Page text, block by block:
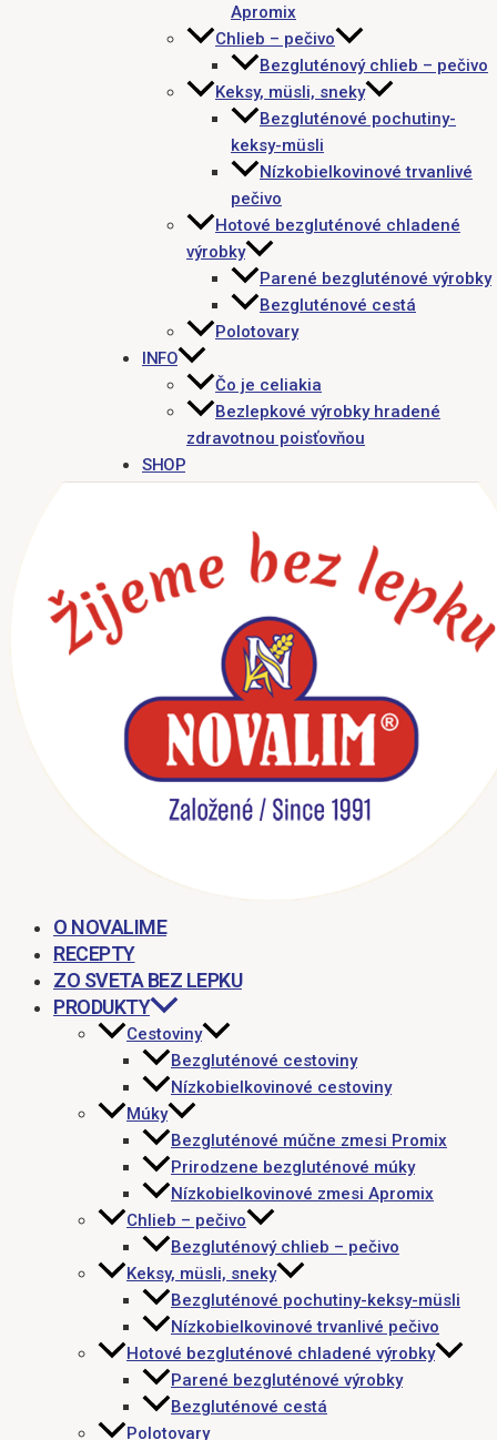
Apromix
Chlieb – pečivo
Bezgluténový chlieb – pečivo
Keksy, müsli, sneky
Bezgluténové pochutiny-
keksy-müsli
Nízkobielkovinové trvanlivé
pečivo
Hotové bezgluténové chladené
výrobky
Parené bezgluténové výrobky
Bezgluténové cestá
Polotovary
INFO
Čo je celiakia
Bezlepkové výrobky hradené
zdravotnou poisťovňou
SHOP
O NOVALIME
RECEPTY
ZO SVETA BEZ LEPKU
PRODUKTY
Cestoviny
Bezgluténové cestoviny
Nízkobielkovinové cestoviny
Múky
Bezgluténové múčne zmesi Promix
Prirodzene bezgluténové múky
Nízkobielkovinové zmesi Apromix
Chlieb – pečivo
Bezgluténový chlieb – pečivo
Keksy, müsli, sneky
Bezgluténové pochutiny-keksy-müsli
Nízkobielkovinové trvanlivé pečivo
Hotové bezgluténové chladené výrobky
Parené bezgluténové výrobky
Bezgluténové cestá
Polotovary